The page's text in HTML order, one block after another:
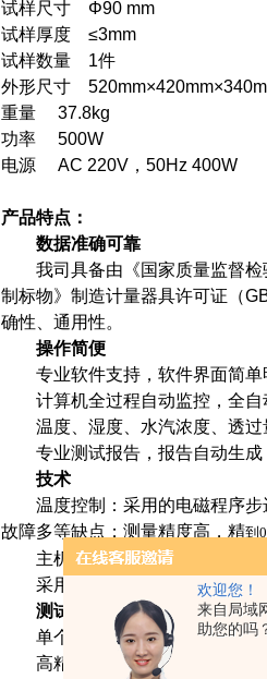
欢迎您！
来自局域
助您的吗
试样尺寸 Φ90 mm
试样厚度 ≤3mm
试样数量 1件
外形尺寸
重量 37.8kg
功率 500W
电源 AC 220V，50Hz 400W
产品特点：
数据准确可靠
我司具备由《国家质量监督检
制标物》制造计量器具许可证（
确性、通用性。
操作简便
专业软件支持，软件界面简单
计算机全过程自动监控，全自
温度、湿度、水汽浓度、透过
专业测试报告，报告自动生成
技术
温度控制：采用的电磁程序步
故障多等缺点；测量精度高，精到
主机配置彩色触摸屏，无需外
采用多项技术，精度达0.001 g/
测试效率高
单个测试腔，数据测试速率快
高精度传感器，连续称重和采